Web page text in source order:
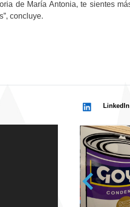
de María Antonia, te sientes
concluye.
LinkedIn